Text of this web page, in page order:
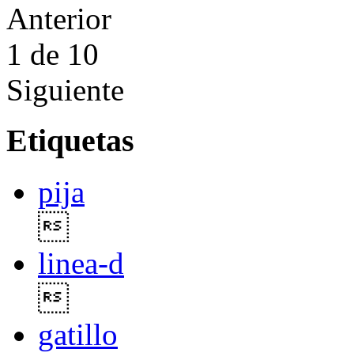
Anterior
1 de 10
Siguiente
Etiquetas
pija
linea-d
gatillo